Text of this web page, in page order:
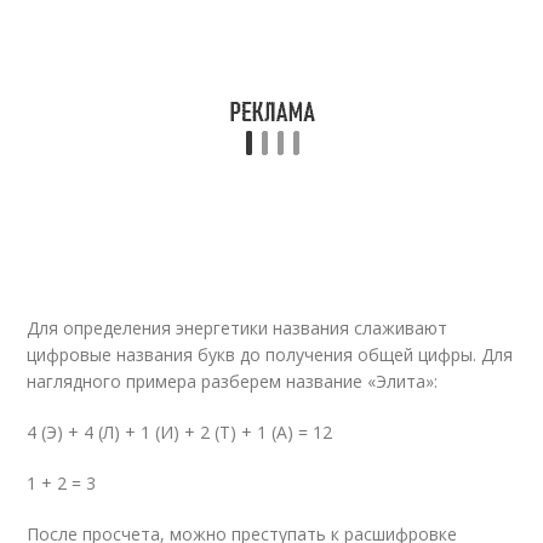
Для определения энергетики названия слаживают
цифровые названия букв до получения общей цифры. Для
наглядного примера разберем название «Элита»:
4 (Э) + 4 (Л) + 1 (И) + 2 (Т) + 1 (А) = 12
1 + 2 = 3
После просчета, можно преступать к расшифровке